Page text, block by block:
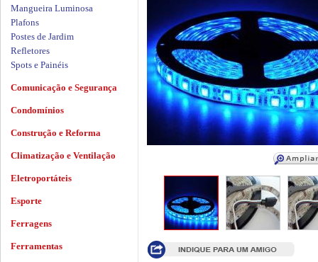
Mangueira Luminosa
Plafons
Postes de Jardim
Refletores
Spots e Painéis
Comunicação e Segurança
Condomínios
Construção e Reforma
Climatização e Ventilação
Eletroportáteis
Esporte
Ferragens
Ferramentas